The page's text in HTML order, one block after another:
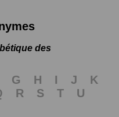
des
G H I J
K
R S T
U